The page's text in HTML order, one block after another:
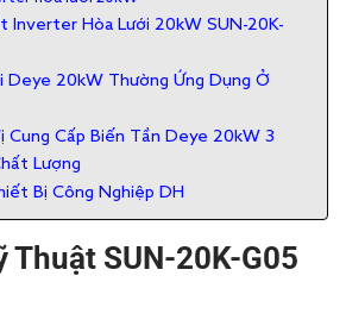
Inverter Hòa Lưới 20kW SUN-20K-
Deye 20kW Thường Ứng Dụng Ở
Cung Cấp Biến Tần Deye 20kW 3
Lượng
Bị Công Nghiệp DH
Thuật SUN-20K-G05